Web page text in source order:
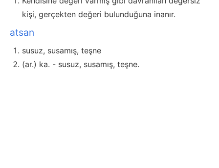
kişi, gerçekten değeri bulunduğuna inanır.
atsan
susuz, susamış, teşne
(ar.) ka. - susuz, susamış, teşne.